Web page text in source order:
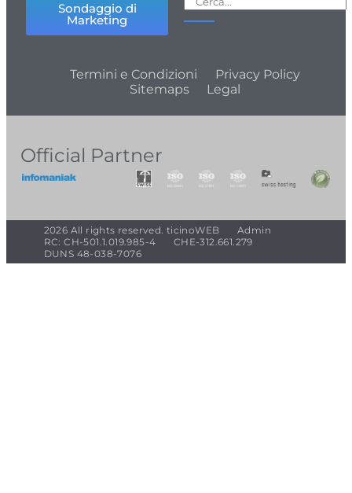
Sondaggio di
Marketing
Termini e Condizioni
Privacy Policy
Sitemaps
Legal
Official Partner
2026 All rights reserved. ticinoWEB
Admin
RC: CH-501.1.019.985-4
CHE-312.661.279
DUNS 48-038-7076